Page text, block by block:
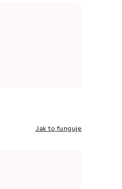
Jak to funguje